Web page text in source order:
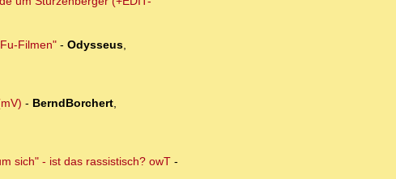
Filmen"- Odysseus,
- BerndBorchert,
sich" - ist das rassistisch? owT-